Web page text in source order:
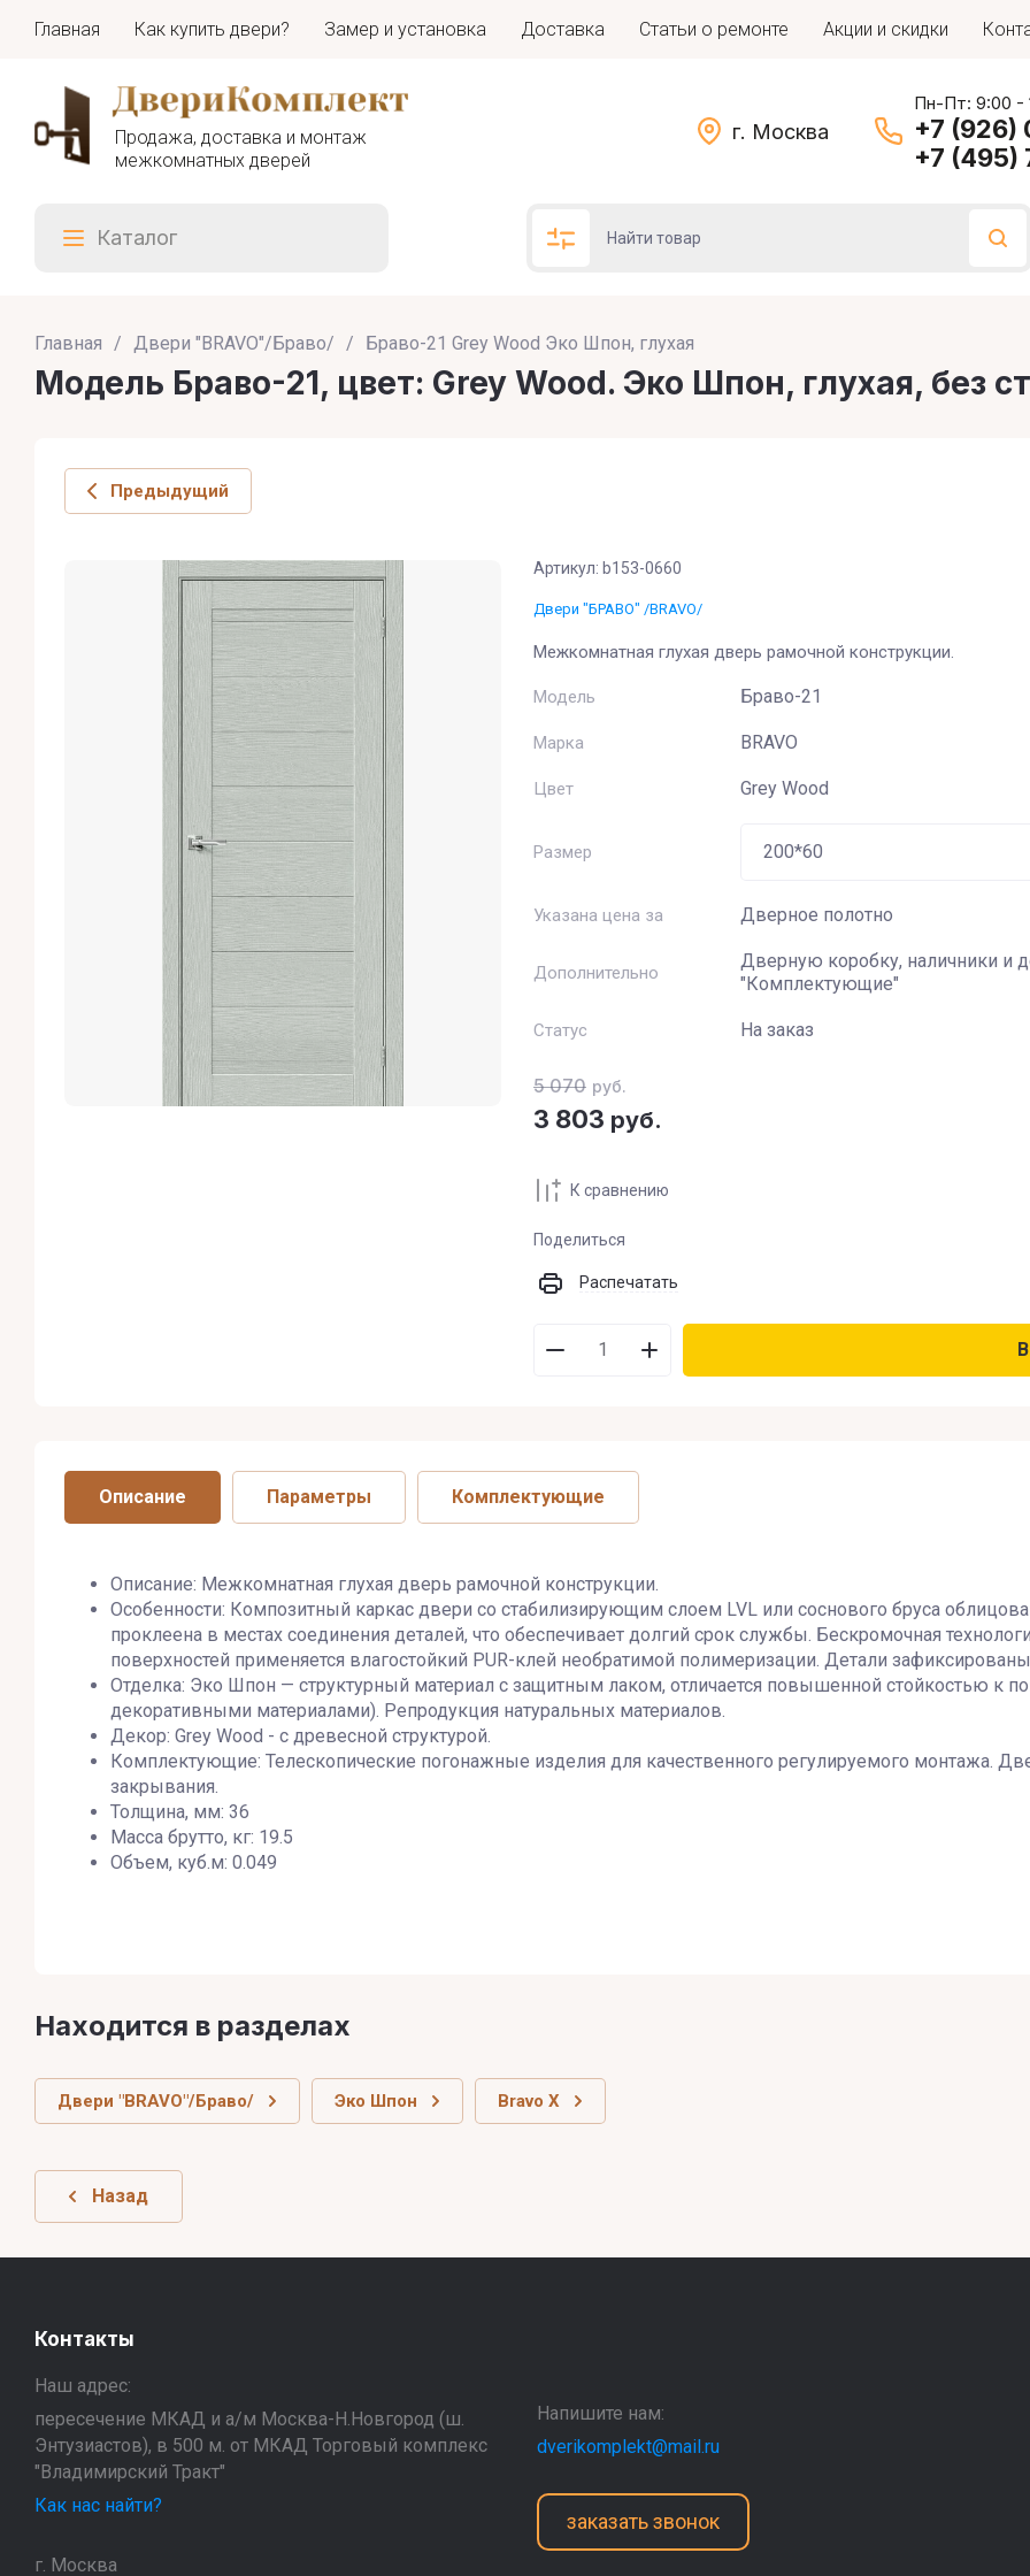
Главная Как купить двери? Замер и установка Доставка Статьи о ремонте Акции и скидки
Продажа, доставка и монтаж
межкомнатных дверей
г. Москва
Пн-Пт: 9:00 -
+7 (926)
+7
Каталог
Подбор по параметрам
Название:
Выберите категорию
Цвет
Стекло:
Нет на складе
На заказ:
Новинка
Спецпредложение
Поиск
Главная / Двери "BRAVO"/Браво/ / Браво-21 Grey Wood Эко Шпон, глухая
Модель Браво-21, цвет: Grey Wood. Эко Шпон, глухая, без
Предыдущий
Артикул: b153-0660
Двери "БРАВО" /BRAVO/
Межкомнатная глухая дверь рамочной конструкции.
Модель Браво-21
Марка BRAVO
Цвет Grey Wood
Размер
Указана цена за Дверное полотно
Дополнительно
Дверную коробку, наличники и
"Комплектующие"
Статус На заказ
5 070 руб.
3 803 руб.
К сравнению
Поделиться
Распечатать
Описание Параметры Комплектующие
Описание: Межкомнатная глухая дверь рамочной конструкции.
Особенности: Композитный каркас двери со стабилизирующим слоем LVL или соснового бруса
проклеена в местах соединения деталей, что обеспечивает долгий срок службы. Бескромочная
поверхностей применяется влагостойкий PUR-клей необратимой полимеризации. Детали
Отделка: Эко Шпон — структурный материал с защитным лаком, отличается повышенной стойкостью к
декоративными материалами). Репродукция натуральных материалов.
Декор: Grey Wood - с древесной структурой.
Комплектующие: Телескопические погонажные изделия для качественного регулируемого монтажа.
закрывания.
Толщина, мм: 36
Масса брутто, кг: 19.5
Объем, куб.м: 0.049
Находится в разделах
Двери "BRAVO"/Браво/ Эко Шпон Bravo X
Назад
Контакты
Наш адрес:
пересечение МКАД и а/м Москва-Н.Новгород (ш.
Энтузиастов), в 500 м. от МКАД Торговый комплекс
"Владимирский Тракт"
Как нас найти?
г. Москва
Напишите нам:
dverikomplekt@mail.ru
заказать звонок